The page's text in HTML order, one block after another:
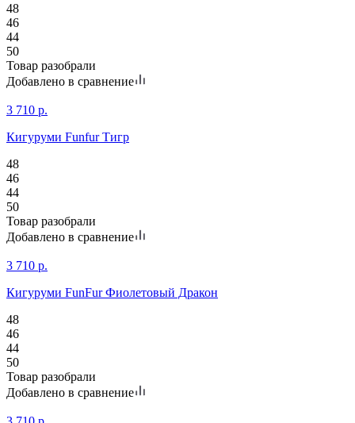
48
46
44
50
Товар разобрали
Добавлено в сравнение
3 710 р.
Кигуруми Funfur Тигр
48
46
44
50
Товар разобрали
Добавлено в сравнение
3 710 р.
Кигуруми FunFur Фиолетовый Дракон
48
46
44
50
Товар разобрали
Добавлено в сравнение